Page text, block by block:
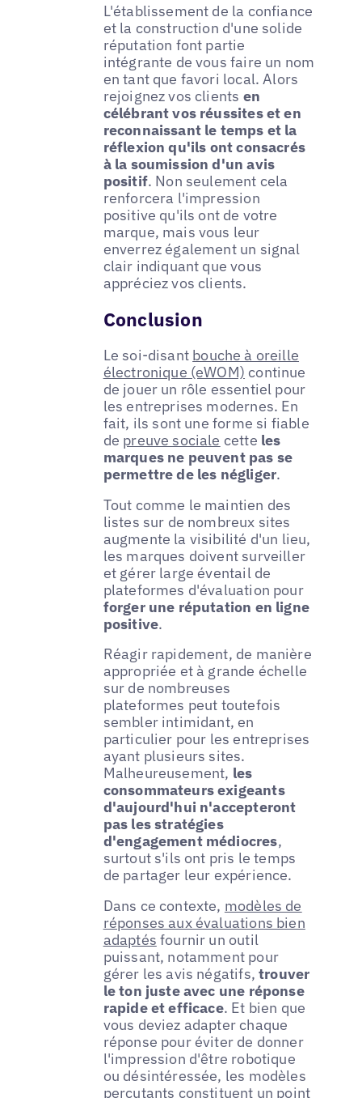
L'établissement de la confiance
et la construction d'une solide
réputation font partie
intégrante de vous faire un nom
en tant que favori local. Alors
rejoignez vos clients en
célébrant vos réussites et en
reconnaissant le temps et la
réflexion qu'ils ont consacrés
à la soumission d'un avis
positif. Non seulement cela
renforcera l'impression
positive qu'ils ont de votre
marque, mais vous leur
enverrez également un signal
clair indiquant que vous
appréciez vos clients.
Conclusion
Le soi-disant bouche à oreille
électronique (eWOM) continue
de jouer un rôle essentiel pour
les entreprises modernes. En
fait, ils sont une forme si fiable
de preuve sociale cette les
marques ne peuvent pas se
permettre de les négliger.
Tout comme le maintien des
listes sur de nombreux sites
augmente la visibilité d'un lieu,
les marques doivent surveiller
et gérer large éventail de
plateformes d'évaluation pour
forger une réputation en ligne
positive.
Réagir rapidement, de manière
appropriée et à grande échelle
sur de nombreuses
plateformes peut toutefois
sembler intimidant, en
particulier pour les entreprises
ayant plusieurs sites.
Malheureusement, les
consommateurs exigeants
d'aujourd'hui n'accepteront
pas les stratégies
d'engagement médiocres,
surtout s'ils ont pris le temps
de partager leur expérience.
Dans ce contexte, modèles de
réponses aux évaluations bien
adaptés fournir un outil
puissant, notamment pour
gérer les avis négatifs,trouver
le ton juste avec une réponse
rapide et efficace. Et bien que
vous deviez adapter chaque
réponse pour éviter de donner
l'impression d'être robotique
ou désintéressée, les modèles
percutants constituent un point